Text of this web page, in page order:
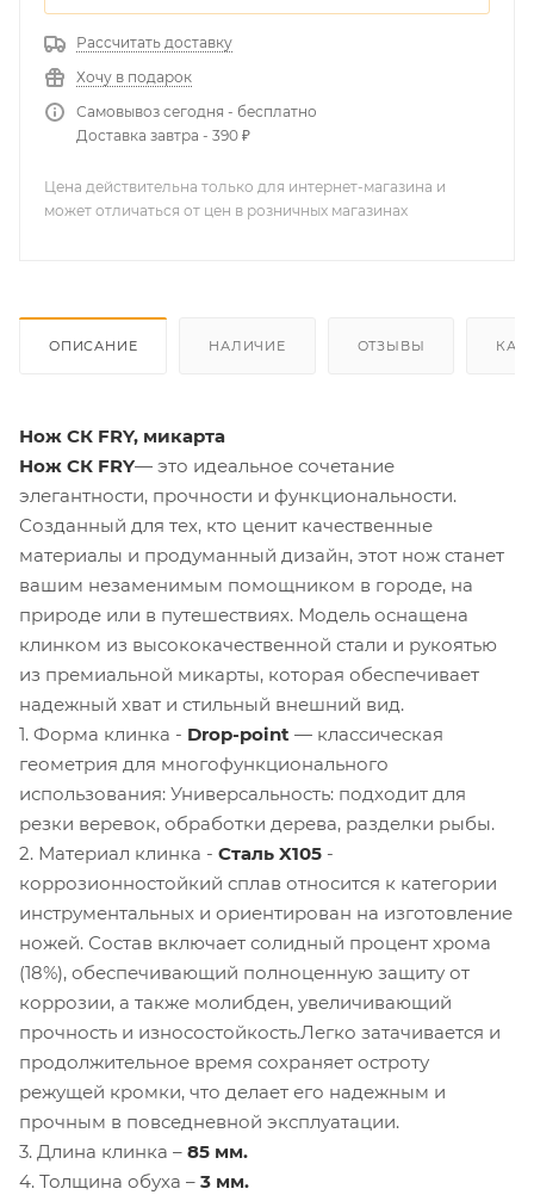
Рассчитать доставку
Хочу в подарок
Самовывоз сегодня - бесплатно
Доставка завтра - 390 ₽
Цена действительна только для интернет-магазина и
может отличаться от цен в розничных магазинах
ОПИСАНИЕ НАЛИЧИЕ ОТЗЫВЫ КАК
Нож СК FRY, микарта
Нож СК FRY— это идеальное сочетание
элегантности, прочности и функциональности.
Созданный для тех, кто ценит качественные
материалы и продуманный дизайн, этот нож станет
вашим незаменимым помощником в городе, на
природе или в путешествиях. Модель оснащена
клинком из высококачественной стали и рукоятью
из премиальной микарты, которая обеспечивает
надежный хват и стильный внешний вид.
1. Форма клинка - Drop-point — классическая
геометрия для многофункционального
использования: Универсальность: подходит для
резки веревок, обработки дерева, разделки рыбы.
2. Материал клинка - Сталь X105 -
коррозионностойкий сплав относится к категории
инструментальных и ориентирован на изготовление
ножей. Состав включает солидный процент хрома
(18%), обеспечивающий полноценную защиту от
коррозии, а также молибден, увеличивающий
прочность и износостойкость.Легко затачивается и
продолжительное время сохраняет остроту
режущей кромки, что делает его надежным и
прочным в повседневной эксплуатации.
3. Длина клинка – 85 мм.
4. Толщина обуха – 3 мм.